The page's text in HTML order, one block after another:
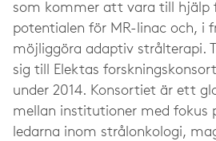
som kommer att vara till hjälp
potentialen för MR-linac och, i
möjliggöra adaptiv strålterapi.
sig till Elektas
under 2014. Konsortiet är ett
mellan institutioner med fokus
ledarna inom strålonkologi,